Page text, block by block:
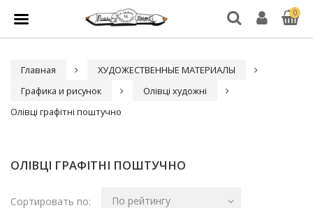
0
Главная
ХУДОЖЕСТВЕННЫЕ МАТЕРИАЛЫ
Графика и рисунок
Олівці художні
Олівці графітні поштучно
ОЛІВЦІ ГРАФІТНІ ПОШТУЧНО
Сортировать по: По рейтингу